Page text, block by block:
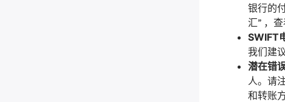
银行的
汇” ，
SWIFT
我们建
潜在错误
人。 请
和转账